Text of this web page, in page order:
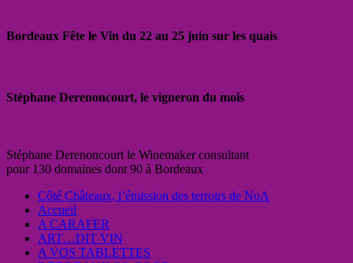
Bordeaux Fête le Vin du 22 au 25 juin sur les quais
Stéphane Derenoncourt, le vigneron du mois
Stéphane Derenoncourt le Winemaker consultant
pour 130 domaines dont 90 à Bordeaux
Côté Châteaux, l’émission des terroirs de NoA
Accueil
A CARAFER
ART…DIT VIN
A VOS TABLETTES